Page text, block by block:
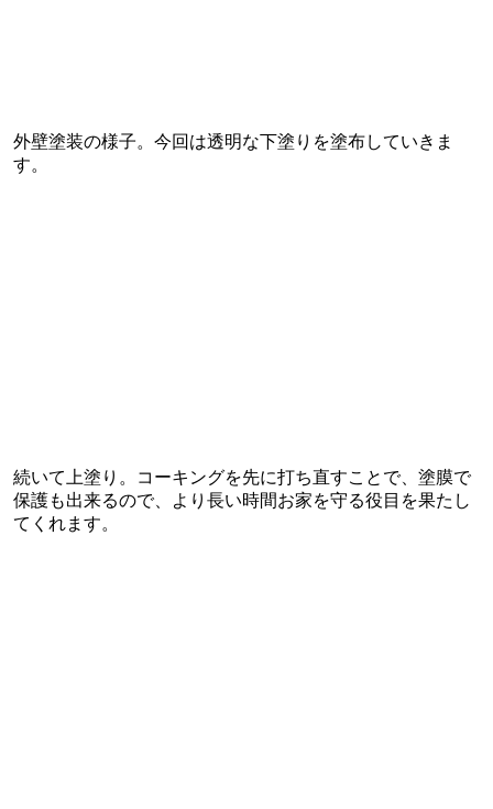
外壁塗装の様子。今回は透明な下塗りを塗布していきま
す。
続いて上塗り。コーキングを先に打ち直すことで、塗膜で
保護も出来るので、より長い時間お家を守る役目を果たし
てくれます。